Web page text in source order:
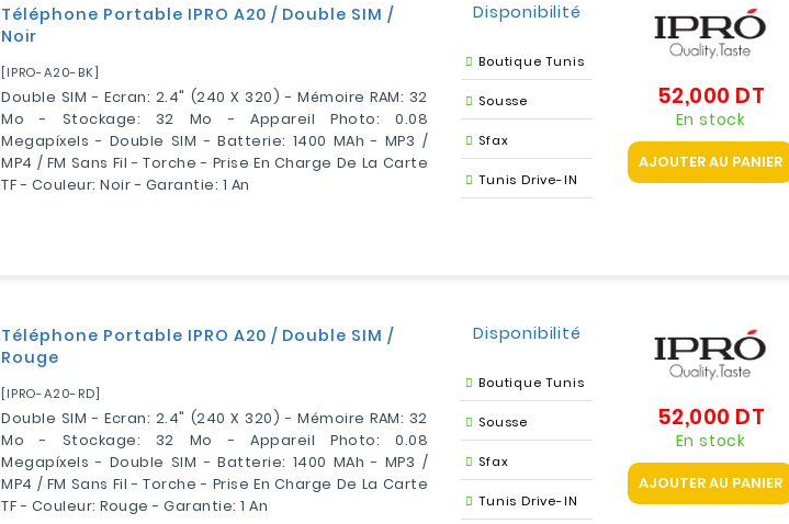
Téléphone Portable IPRO A20 / Double SIM /
Noir
[IPRO-A20-BK]
Double SIM - Ecran: 2.4" (240 X 320) - Mémoire RAM: 32
Mo - Stockage: 32 Mo - Appareil Photo: 0.08
Megapíxels - Double SIM - Batterie: 1400 MAh - MP3 /
MP4 / FM Sans Fil - Torche - Prise En Charge De La Carte
TF - Couleur: Noir - Garantie: 1 An
Disponibilité
Boutique Tunis
Sousse
Sfax
Tunis Drive-IN
52,000 DT
En stock
AJOUTER AU PANIER
Téléphone Portable IPRO A20 / Double SIM /
Rouge
[IPRO-A20-RD]
Double SIM - Ecran: 2.4" (240 X 320) - Mémoire RAM: 32
Mo - Stockage: 32 Mo - Appareil Photo: 0.08
Megapíxels - Double SIM - Batterie: 1400 MAh - MP3 /
MP4 / FM Sans Fil - Torche - Prise En Charge De La Carte
TF - Couleur: Rouge - Garantie: 1 An
Disponibilité
Boutique Tunis
Sousse
Sfax
Tunis Drive-IN
52,000 DT
En stock
AJOUTER AU PANIER